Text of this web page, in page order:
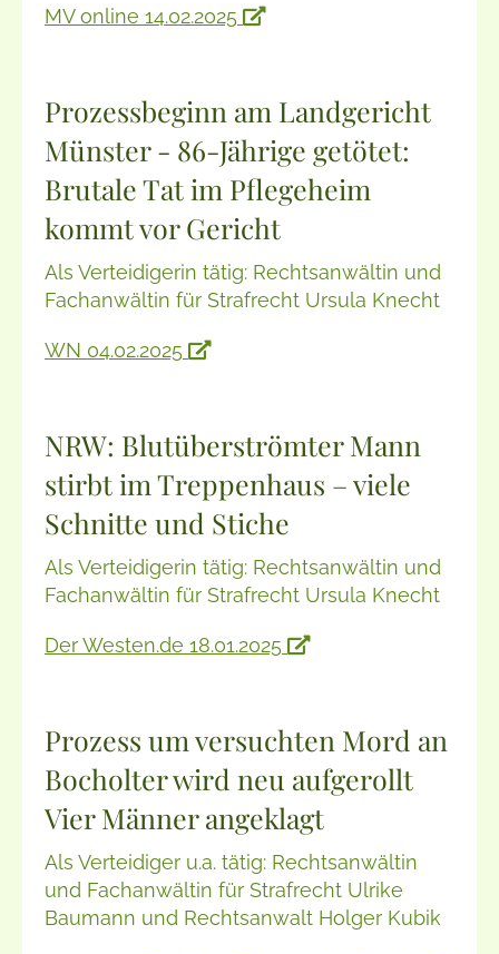
MV online 14.02.2025
Prozessbeginn am Landgericht
Münster - 86-Jährige getötet:
Brutale Tat im Pflegeheim
kommt vor Gericht
Als Verteidigerin tätig: Rechtsanwältin und
Fachanwältin für Strafrecht Ursula Knecht
WN 04.02.2025
NRW: Blutüberströmter Mann
stirbt im Treppenhaus – viele
Schnitte und Stiche
Als Verteidigerin tätig: Rechtsanwältin und
Fachanwältin für Strafrecht Ursula Knecht
Der Westen.de 18.01.2025
Prozess um versuchten Mord an
Bocholter wird neu aufgerollt
Vier Männer angeklagt
Als Verteidiger u.a. tätig: Rechtsanwältin
und Fachanwältin für Strafrecht Ulrike
Baumann und Rechtsanwalt Holger Kubik